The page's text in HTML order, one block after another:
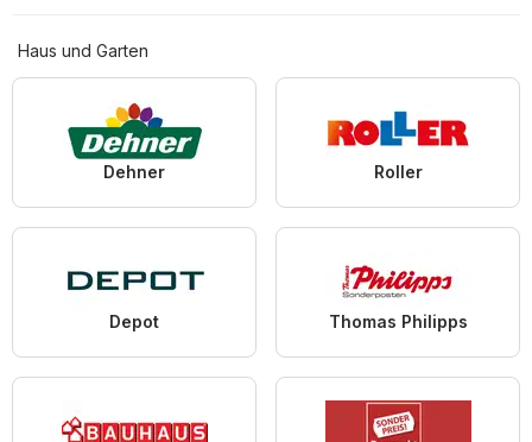
Haus und Garten
Dehner Roller
Depot Thomas Philipps